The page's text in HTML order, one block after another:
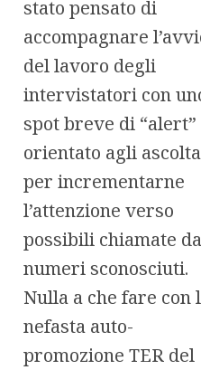
stato pensato di
accompagnare
del lavoro degli
intervistatori con
spot breve di “alert”
orientato agli
per incrementarne
l’attenzione verso
possibili chiamate da
numeri sconosciuti.
Nulla a che fare con
nefasta auto-
promozione TER del